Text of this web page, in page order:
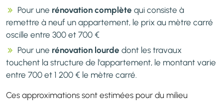
Pour une rénovation complète qui consiste à
remettre à neuf un appartement, le prix au mètre carré
oscille entre 300 et 700 €
Pour une rénovation lourde dont les travaux
touchent la structure de l'appartement, le montant varie
entre 700 et 1 200 € le mètre carré.
Ces approximations sont estimées pour du milieu